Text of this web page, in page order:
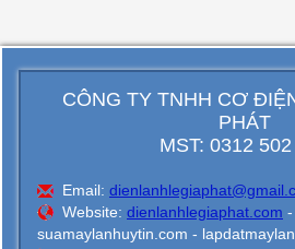
CÔNG TY TNHH CƠ
PHÁT
MST: 0312
Email:
Website: dienlanhlegiaphat.com -
suamaylanhuytin.com -